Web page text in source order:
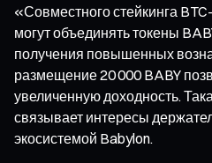
«Совместного стейкинга
могут объединять токены
получения повышенных
размещение 20 000 BABY
увеличенную доходность.
связывает интересы
экосистемой Babylon.